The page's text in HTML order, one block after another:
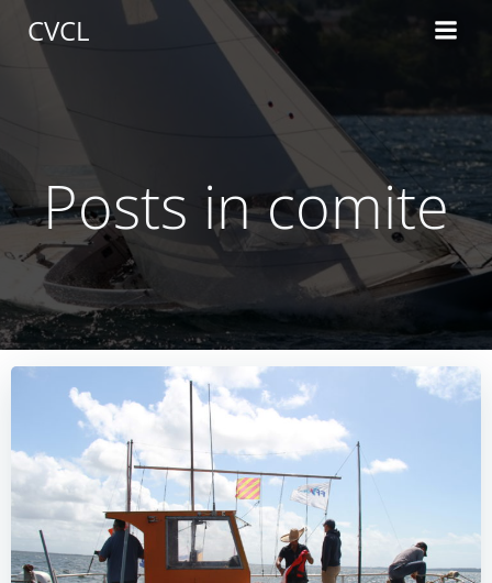
Aller
au
contenu
CVCL
Posts in comite